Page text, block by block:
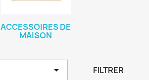
ACCESSOIRES DE
MAISON
 FILTRER